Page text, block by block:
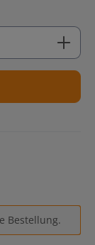
Wert ein
Bestellung.